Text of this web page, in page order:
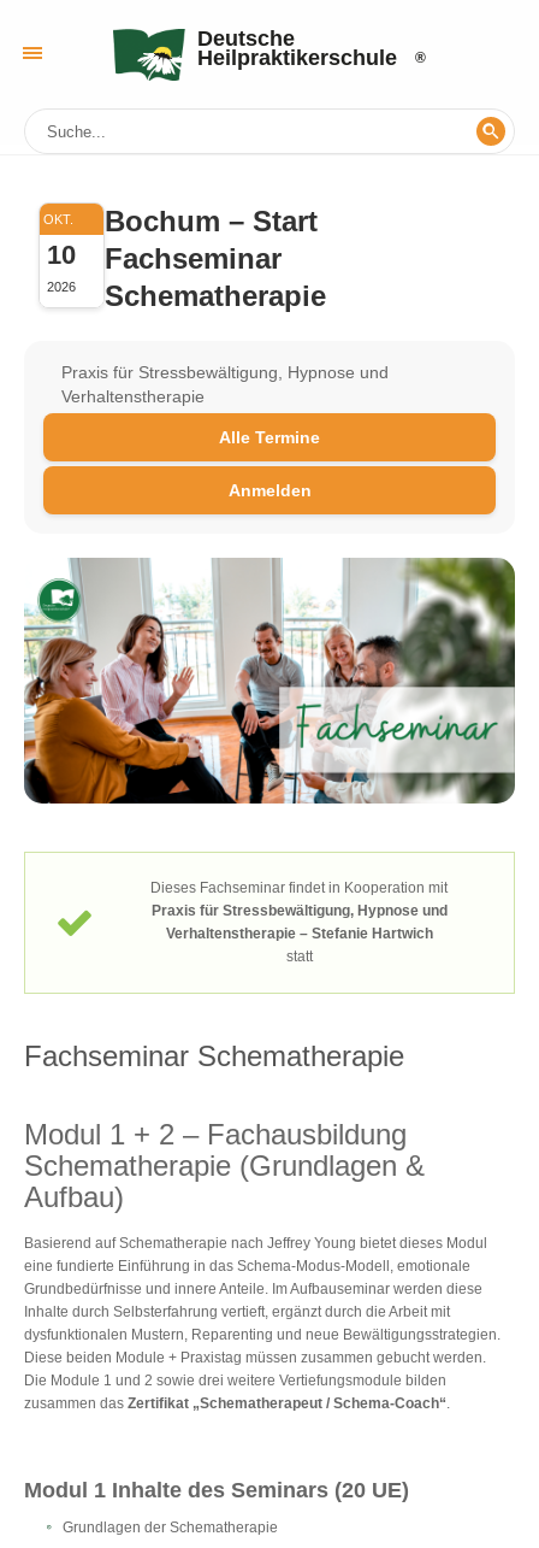
Deutsche
Heilpraktikerschule
OKT.
10
2026
Bochum – Start
Fachseminar
Schematherapie
Praxis für Stressbewältigung, Hypnose und
Verhaltenstherapie
Alle Termine
Anmelden
Dieses Fachseminar findet in Kooperation mit
Praxis für Stressbewältigung, Hypnose und
Verhaltenstherapie – Stefanie Hartwich
statt
Fachseminar Schematherapie
Modul 1 + 2 – Fachausbildung
Schematherapie (Grundlagen &
Aufbau)
Basierend auf Schematherapie nach Jeffrey Young bietet dieses Modul
eine fundierte Einführung in das Schema-Modus-Modell, emotionale
Grundbedürfnisse und innere Anteile. Im Aufbauseminar werden diese
Inhalte durch Selbsterfahrung vertieft, ergänzt durch die Arbeit mit
dysfunktionalen Mustern, Reparenting und neue Bewältigungsstrategien.
Diese beiden Module + Praxistag müssen zusammen gebucht werden.
Die Module 1 und 2 sowie drei weitere Vertiefungsmodule bilden
zusammen dasZertifikat „Schematherapeut / Schema-Coach“.
Modul 1 Inhalte des Seminars (20 UE)
Grundlagen der Schematherapie